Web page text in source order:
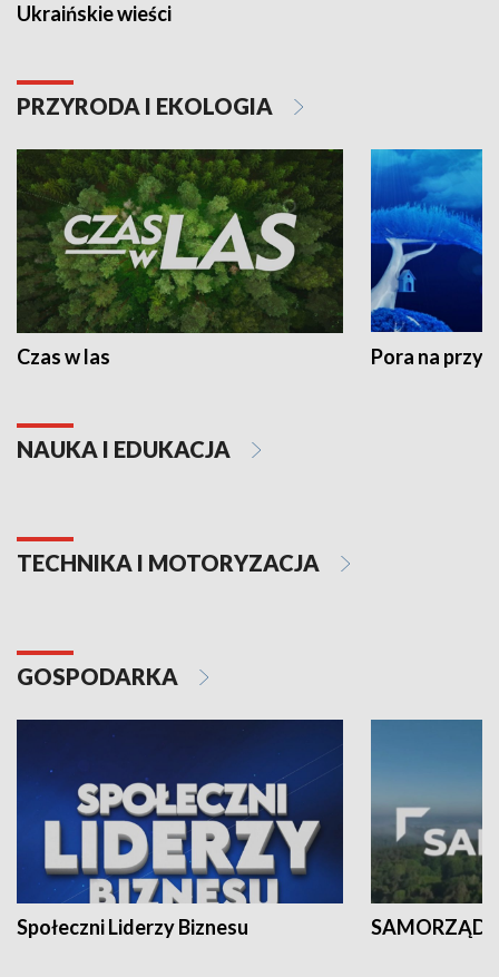
Ukraińskie wieści
PRZYRODA I EKOLOGIA
Czas w las Pora na
NAUKA I EDUKACJA
TECHNIKA I MOTORYZACJA
GOSPODARKA
Społeczni Liderzy Biznesu SAMORZĄD